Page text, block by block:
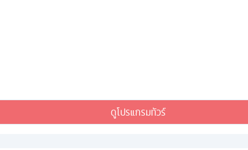
ดูโปรแกรมทัวร์